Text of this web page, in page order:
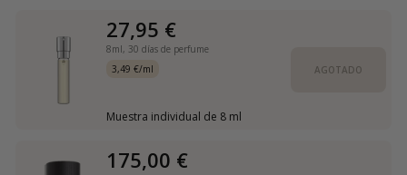
27,95 €
8ml, 30 días de perfume
3,49 €/ml
Muestra individual de 8 ml
AGOTADO
175,00 €